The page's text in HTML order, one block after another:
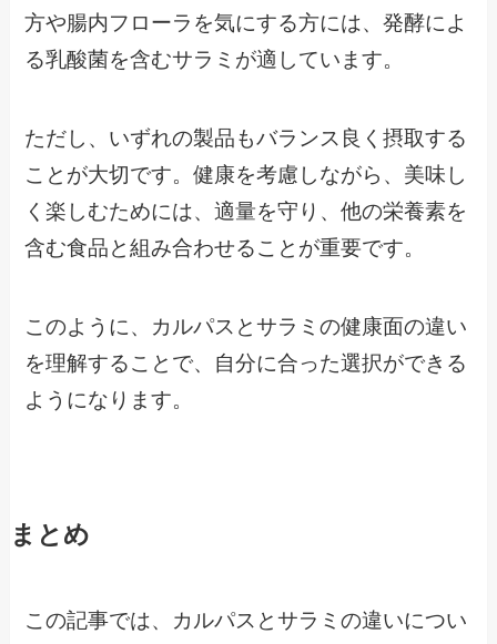
方や腸内フローラを気にする方には、発酵によ
る乳酸菌を含むサラミが適しています。
ただし、いずれの製品もバランス良く摂取する
ことが大切です。健康を考慮しながら、美味し
く楽しむためには、適量を守り、他の栄養素を
含む食品と組み合わせることが重要です。
このように、カルパスとサラミの健康面の違い
を理解することで、自分に合った選択ができる
ようになります。
まとめ
この記事では、カルパスとサラミの違いについ